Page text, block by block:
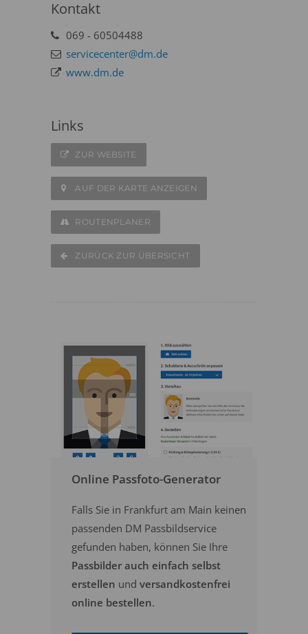
Kontakt
069 - 60504488
servicecenter@dm.de
www.dm.de
Links
ZUR WEBSITE
AUF DER KARTE ANZEIGEN
ROUTENPLANER
ZURÜCK ZUR ÜBERSICHT
Online Passfoto-Generator
Falls Sie in Frankfurt am Main keinen
passenden DM Passbildservice
gefunden haben, können Sie Ihre
Passbilder auch einfach selbst
erstellen und versandkostenfrei
online bestellen.